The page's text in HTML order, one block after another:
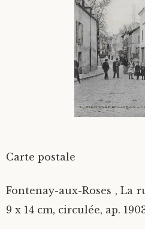
Langues étrangères
Carte postale
Fontenay-aux-Roses , La
9 x 14 cm, circulée, ap.